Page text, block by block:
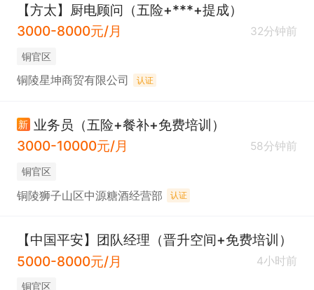
【方太】厨电顾问（五险+***+提成）
3000-8000元/月
32分钟前
铜官区
铜陵星坤商贸有限公司 认证
新 业务员（五险+餐补+免费培训）
3000-10000元/月
58分钟前
铜官区
铜陵狮子山区中源糖酒经营部 认证
【中国平安】团队经理（晋升空间+免费培训）
5000-8000元/月
4小时前
铜官区